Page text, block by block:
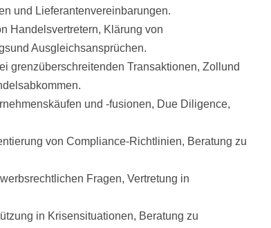
und Lieferantenvereinbarungen.
Handelsvertretern, Klärung von
Ausgleichsansprüchen.
grenzüberschreitenden Transaktionen, Zollund
und -fusionen, Due Diligence,
von Compliance-Richtlinien, Beratung zu
Fragen, Vertretung in
in Krisensituationen, Beratung zu